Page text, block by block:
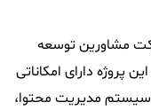
مشاورین توسعه
پروژه دارای امکاناتی
سیستم مدیریت محتوا،